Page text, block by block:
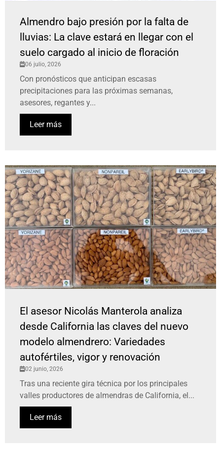
Almendro bajo presión por la falta de
lluvias: La clave estará en llegar con el
suelo cargado al inicio de floración
06 julio, 2026
Con pronósticos que anticipan escasas
precipitaciones para las próximas semanas,
asesores, regantes y...
Leer más
El asesor Nicolás Manterola analiza
desde California las claves del nuevo
modelo almendrero: Variedades
autofértiles, vigor y renovación
02 junio, 2026
Tras una reciente gira técnica por los principales
valles productores de almendras de California, el...
Leer más